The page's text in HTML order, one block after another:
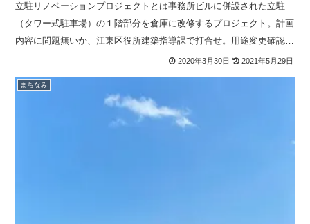
立駐リノベーションプロジェクトとは事務所ビルに併設された立駐
（タワー式駐車場）の１階部分を倉庫に改修するプロジェクト。計画
内容に問題無いか、江東区役所建築指導課で打合せ。用途変更確認申
請が不要な小規模面積だからこそ、計画に関する指導課との法
2020年3月30日 2021年5月29日
まちなみ